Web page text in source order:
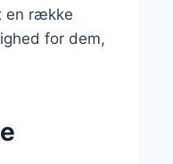
en række
for dem,